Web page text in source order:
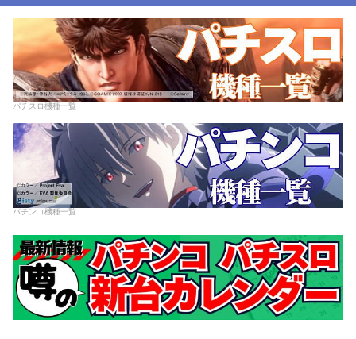
パチスロ機種一覧
パチンコ機種一覧